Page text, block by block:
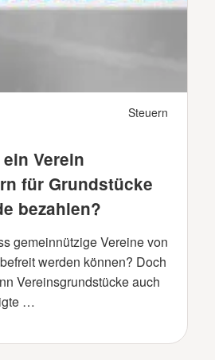
Steuern
Verein
für Grundstücke
bezahlen?
gemeinnützige Vereine von
werden können? Doch
Vereinsgrundstücke auch
…